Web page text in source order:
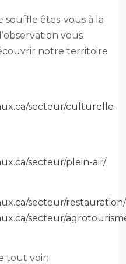
êtes-vous à la
vous
notre territoire
secteur/culturelle-
secteur/plein-air/
secteur/restauration/
secteur/
tout voir: